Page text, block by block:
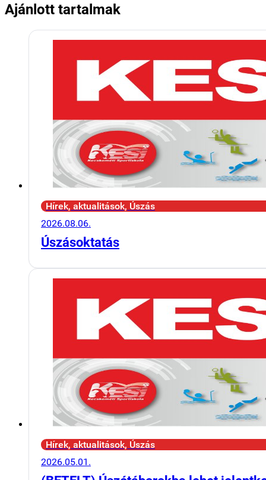
Ajánlott tartalmak
Hírek, aktualitások, Úszás
2026.08.06.
Úszásoktatás
Hírek, aktualitások, Úszás
2026.05.01.